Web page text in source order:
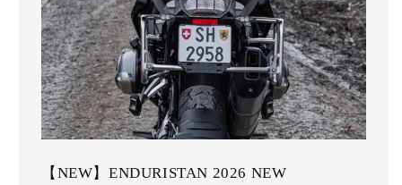
【NEW】ENDURISTAN 2026 NEW